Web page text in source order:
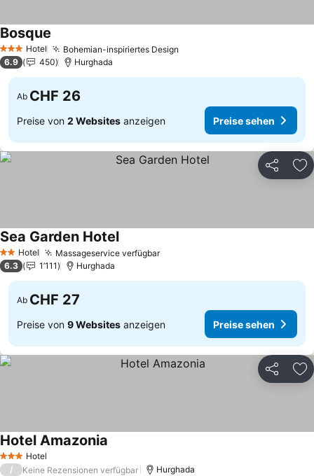
3 SterneHotel Bohemian-inspiriertes Design
Bosque
6.9 450 Hurghada
Ab CHF 26
Preise von 2 Websites anzeigen Preise sehen
Teilen
2 Sterne
Hotel Massageservice verfügbar
Sea Garden Hotel
6.3 1’111 Hurghada
Ab CHF 27
Preise von 9 Websites anzeigen Preise sehen
Teilen
3 SterneHotel
Hotel Amazonia
/ Keine Rezensionen verfügbar Hurghada